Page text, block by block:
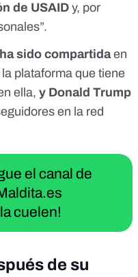
de USAID y, por
sido compartidaen
plataforma que tiene
ella, y Donald Trump
en la red
el canal de
cuelen!
de su